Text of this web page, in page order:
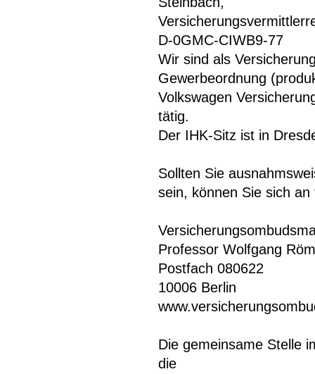
D-0GMC-CIWB9-77
Wir sind als
Gewerbeordnung
Volkswagen
tätig.
Sollten Sie
sein, können Sie sich
Professor Wolfgang
Postfach 080622
10006 Berlin
Die gemeinsame Stelle
die